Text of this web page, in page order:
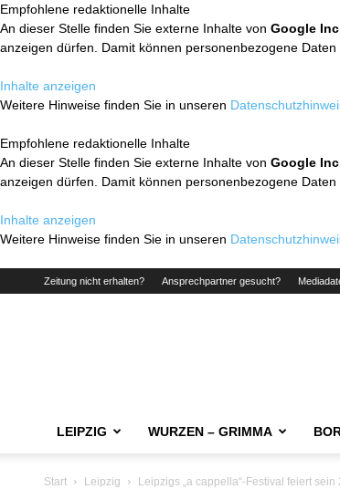
Empfohlene redaktionelle Inhalte
An dieser Stelle finden Sie externe Inhalte von Google
anzeigen dürfen. Damit können personenbezogene
Inhalte anzeigen
Weitere Hinweise finden Sie in unseren
Empfohlene redaktionelle Inhalte
An dieser Stelle finden Sie externe Inhalte von Google
anzeigen dürfen. Damit können personenbezogene
Inhalte anzeigen
Weitere Hinweise finden Sie in unseren
Zeitung nicht erhalten? Ansprechpartner gesucht?
LEIPZIG WURZEN – GRIMMA
Start Leipzig Leipzigs „a cappella“-Festival feiert sein